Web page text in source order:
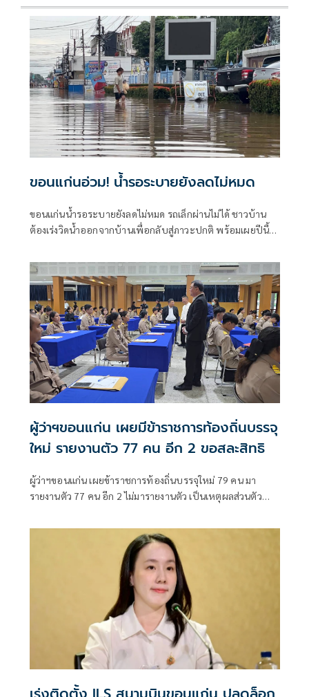
ขอนแก่นอ่วม! น้ำรอระบายยังลดไม่หมด
ขอนแก่นน้ำรอระบายยังลดไม่หมด รถเล็กผ่านไม่ได้ ชาวบ้าน
ต้องเร่งวิดน้ำออกจากบ้านเพื่อกลับสู่ภาวะปกติ พร้อมเผยปีนี้
ผู้ว่าฯขอนแก่น เผยมีข้าราชการท้องถิ่นบรรจุ
ใหม่ รายงานตัว 77 คน อีก 2 ขอสละสิทธิ
ผู้ว่าฯขอนแก่น เผยข้าราชการท้องถิ่นบรรจุใหม่ 79 คน มา
รายงานตัว 77 คน อีก 2 ไม่มารายงานตัว เป็นเหตุผลส่วนตัว